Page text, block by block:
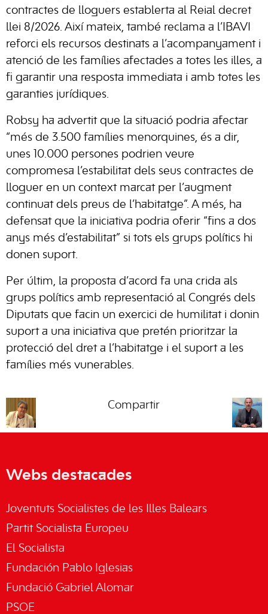
contractes de lloguers establerta al Reial decret
llei 8/2026. Així mateix, també reclama a l’IBAVI
reforci els recursos destinats a l’acompanyament i
atenció de les famílies afectades a totes les illes, a
fi garantir una resposta immediata i amb totes les
garanties jurídiques.
Robsy ha advertit que la situació podria afectar
“més de 3.500 famílies menorquines, és a dir,
unes 10.000 persones podrien veure
compromesa l’estabilitat dels seus contractes de
lloguer en un context marcat per l’augment
continuat dels preus de l’habitatge”. A més, ha
defensat que la iniciativa podria oferir “fins a dos
anys més d’estabilitat” si tots els grups polítics hi
donen suport.
Per últim, la proposta d’acord fa una crida als
grups polítics amb representació al Congrés dels
Diputats que facin un exercici de humilitat i donin
suport a una iniciativa que pretén prioritzar la
protecció del dret a l’habitatge i el suport a les
famílies més vunerables.
Compartir
Webs destacades
Joventuts Socialistes de les Illes Balears
Partit Socialista Europeu
El Socialista
Fundación Pablo Iglesias
Fundació Gabriel Alomar
PSOE